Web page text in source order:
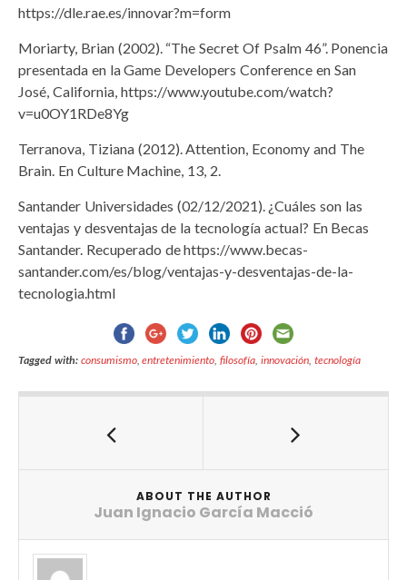
https://dle.rae.es/innovar?m=form
Moriarty, Brian (2002). “The Secret Of Psalm 46”. Ponencia
presentada en la Game Developers Conference en San
José, California, https://www.youtube.com/watch?
v=u0OY1RDe8Yg
Terranova, Tiziana (2012). Attention, Economy and The
Brain. En Culture Machine, 13, 2.
Santander Universidades (02/12/2021). ¿Cuáles son las
ventajas y desventajas de la tecnología actual? En Becas
Santander. Recuperado de https://www.becas-
santander.com/es/blog/ventajas-y-desventajas-de-la-
tecnologia.html
Tagged with: consumismo,entretenimiento,filosofía,innovación, tecnología
ABOUT THE AUTHOR
Juan Ignacio García Macció